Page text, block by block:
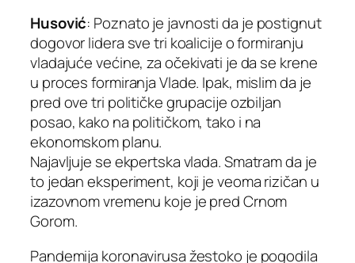
Husović: Poznato je javnosti da je postignut
dogovor lidera sve tri koalicije o formiranju
vladajuće većine, za očekivati je da se krene
u proces formiranja Vlade. Ipak, mislim da je
pred ove tri političke grupacije ozbiljan
posao, kako na političkom, tako i na
ekonomskom planu.
Najavljuje se ekpertska vlada. Smatram da je
to jedan eksperiment, koji je veoma rizičan u
izazovnom vremenu koje je pred Crnom
Gorom.
Pandemija koronavirusa žestoko je pogodila